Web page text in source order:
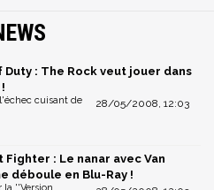
Duty : The Rock veut jouer dans
28/05/2008, 12:03
cuisant de
Fighter : Le nanar avec Van
déboule en Blu-Ray !
la ''Version